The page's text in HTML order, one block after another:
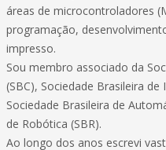
áreas de microcontroladores
programação,
impresso.
Sou membro associado da
(SBC), Sociedade Brasileira de
Sociedade Brasileira de
de Robótica (SBR).
Ao longo dos anos escrevi